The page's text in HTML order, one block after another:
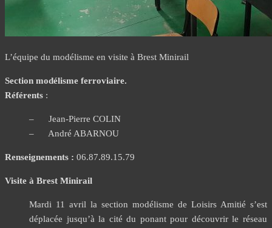
L’équipe du modélisme en visite à Brest Minirail
Section modélisme ferroviaire.
Référents :
– Jean-Pierre COLIN
– André ABARNOU
Renseignements : 06.87.89.15.79
Visite à Brest Minirail
Mardi 11 avril la section modélisme de Loisirs Amitié s’est
déplacée jusqu’à la cité du ponant pour découvrir le réseau